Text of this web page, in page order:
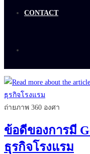
CONTACT
ถ่ายภาพ 360 องศา
ข้อดีของการมี
ธุรกิจโรงแรม